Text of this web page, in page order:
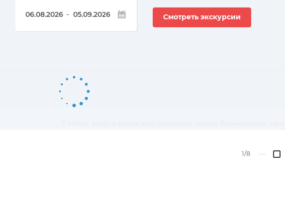
- Смотреть экскурсии
1/8 —